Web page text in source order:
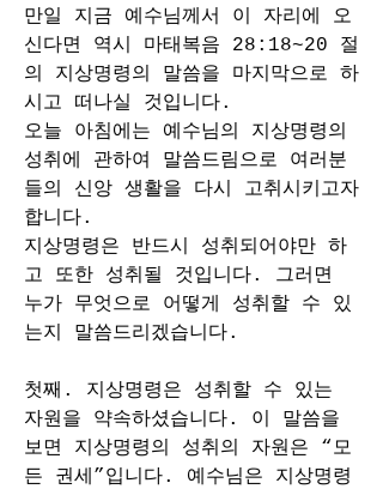
만일 지금 예수님께서 이 자리에 오
신다면 역시 마태복음 28:18~20 절
의 지상명령의 말씀을 마지막으로 하
시고 떠나실 것입니다.
오늘 아침에는 예수님의 지상명령의
성취에 관하여 말씀드림으로 여러분
들의 신앙 생활을 다시 고취시키고자
합니다.
지상명령은 반드시 성취되어야만 하
고 또한 성취될 것입니다. 그러면
누가 무엇으로 어떻게 성취할 수 있
는지 말씀드리겠습니다.
첫째. 지상명령은 성취할 수 있는
자원을 약속하셨습니다. 이 말씀을
보면 지상명령의 성취의 자원은 “모
든 권세”입니다. 예수님은 지상명령